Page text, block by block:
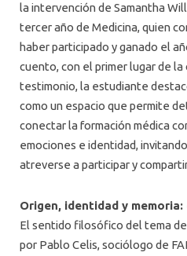
la intervención de Samantha
tercer año de Medicina, quien
haber participado y ganado el
cuento, con el primer lugar de la
testimonio, la estudiante
como un espacio que permite
conectar la formación médica
emociones e identidad,
atreverse a participar y
Origen, identidad y memoria:
El sentido filosófico del tema
por Pablo Celis, sociólogo de